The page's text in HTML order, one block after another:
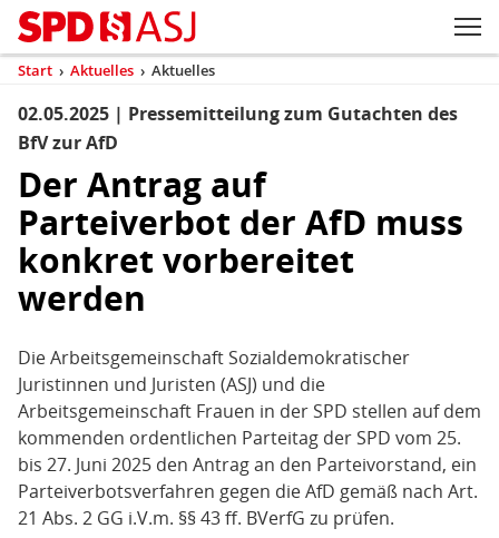
Kopfbereich
Sprungmarken-
Navigation
Zum Inhaltsbereich der Seite
Zum Fußbereich der Seite
Hauptnavigation
Sie
sind
Start › Aktuelles › Aktuelles
Inhaltsbereich
Aktuelles
02.05.2025 | Pressemitteilung zum Gutachten des
BfV zur AfD
Der Antrag auf
Parteiverbot der AfD muss
konkret vorbereitet
werden
Die Arbeitsgemeinschaft Sozialdemokratischer
Juristinnen und Juristen (ASJ) und die
Arbeitsgemeinschaft Frauen in der SPD stellen auf dem
kommenden ordentlichen Parteitag der SPD vom 25.
bis 27. Juni 2025 den Antrag an den Parteivorstand, ein
Parteiverbotsverfahren gegen die AfD gemäß nach Art.
21 Abs. 2 GG i.V.m. §§ 43 ff. BVerfG zu prüfen.